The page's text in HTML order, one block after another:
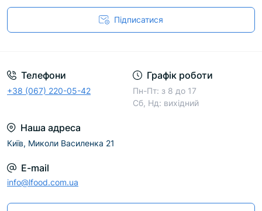
Підписатися
Телефони
+38 (067) 220-05-42
Графік роботи
Пн-Пт: з 8 до 17
Сб, Нд: вихідний
Наша адреса
Київ, Миколи Василенка 21
E-mail
info@lfood.com.ua